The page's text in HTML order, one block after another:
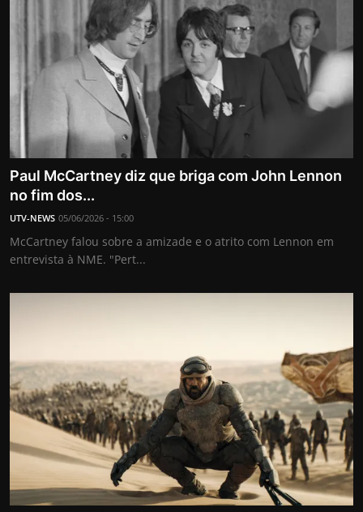
Política
Saúde
Esportes
Fama e TV
FALE CONOSCO
Paul McCartney diz que briga com John Lennon
no fim dos...
UTV-NEWS 05/06/2026 - 15:00
McCartney falou sobre a amizade e o atrito com Lennon em
entrevista à NME. "Pert...